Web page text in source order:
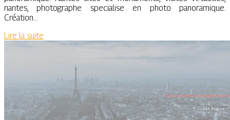
nantes, photographe specialise en photo panoramique.
Création…
Lire la suite